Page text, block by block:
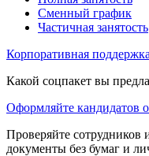
Сменный график
Частичная занятость
Корпоративная
Какой соцпакет вы
Оформляйте кандидатов
Проверяйте сотрудников
документы без бумаг и